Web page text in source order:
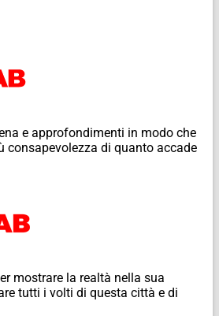
e approfondimenti in modo che
consapevolezza di quanto accade
mostrare la realtà nella sua
tutti i volti di questa città e di